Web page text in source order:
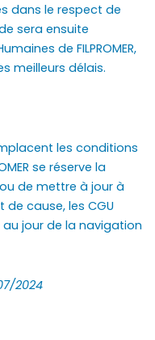
dans le respect de
sera ensuite
de FILPROMER,
meilleurs délais.
les conditions
se réserve la
de mettre à jour à
cause, les CGU
jour de la navigation
2024